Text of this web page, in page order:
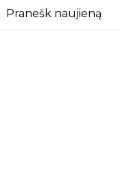
Pranešk naujieną